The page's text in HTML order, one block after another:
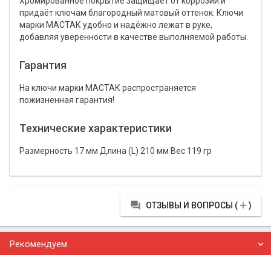
придаёт ключам благородный матовый оттенок. Ключи
марки МАСТАК удобно и надёжно лежат в руке,
добавляя уверенности в качестве выполняемой работы.
Гарантия
На ключи марки МАСТАК распространяется
пожизненная гарантия!
Технические характеристики
Размерность 17 мм Длина (L) 210 мм Вес 119 гр
 ОТЗЫВЫ И ВОПРОСЫ ()
Рекомендуем